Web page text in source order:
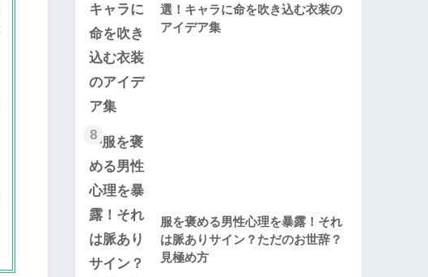
選！キャラに命を吹き込む衣装の
アイデア集
8
服を褒める男性心理を暴露！それ
は脈ありサイン？ただのお世辞？
見極め方